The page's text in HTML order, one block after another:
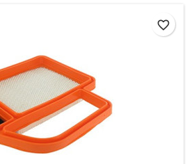
favorite_border